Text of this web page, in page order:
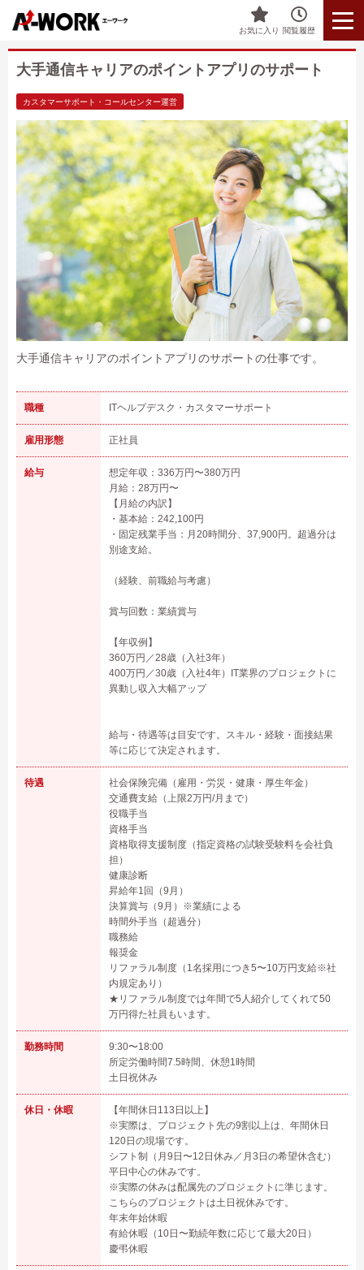
お気に入り 閲覧履歴
大手通信キャリアのポイントアプリのサポート
カスタマーサポート・コールセンター運営
大手通信キャリアのポイントアプリのサポートの仕事です。
職種 ITヘルプデスク・カスタマーサポート
雇用形態 正社員
給与
想定年収：336万円〜380万円
月給：28万円〜
【月給の内訳】
・基本給：242,100円
・固定残業手当：月20時間分、37,900円。超過分は
別途支給。
（経験、前職給与考慮）
賞与回数：業績賞与
【年収例】
360万円／28歳（入社3年）
400万円／30歳（入社4年）IT業界のプロジェクトに
異動し収入大幅アップ
給与・待遇等は目安です。スキル・経験・面接結果
等に応じて決定されます。
待遇
社会保険完備（雇用・労災・健康・厚生年金）
交通費支給（上限2万円/月まで）
役職手当
資格手当
資格取得支援制度（指定資格の試験受験料を会社負
担）
健康診断
昇給年1回（9月）
決算賞与（9月）※業績による
時間外手当（超過分）
職務給
報奨金
リファラル制度（1名採用につき5〜10万円支給※社
内規定あり）
★リファラル制度では年間で5人紹介してくれて50
万円得た社員もいます。
勤務時間
9:30〜18:00
所定労働時間7.5時間、休憩1時間
土日祝休み
休日・休暇
【年間休日113日以上】
※実際は、プロジェクト先の9割以上は、年間休日
120日の現場です。
シフト制（月9日〜12日休み／月3日の希望休含む）
平日中心の休みです。
※実際の休みは配属先のプロジェクトに準じます。
こちらのプロジェクトは土日祝休みです。
年末年始休暇
有給休暇（10日〜勤続年数に応じて最大20日）
慶弔休暇